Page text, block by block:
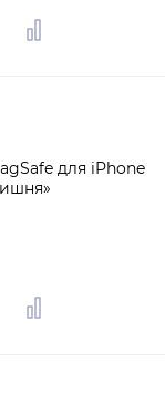
для iPhone